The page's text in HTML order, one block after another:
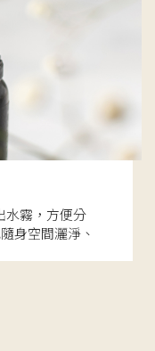
水霧，方便分
身空間灑淨、